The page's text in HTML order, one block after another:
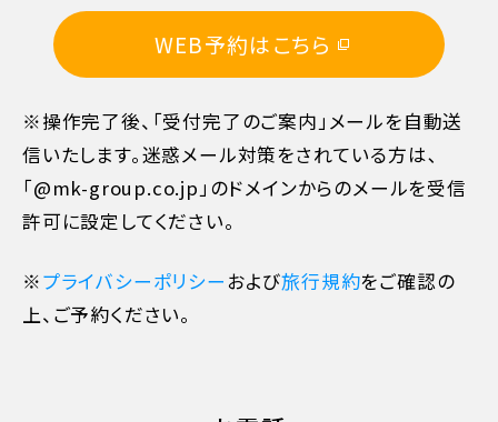
10日目に当たる日以前
7日目に当たる日以前 30%
旅行開始日の前日 40%
旅行開始日の当日 50%
WEB予約はこちら
※操作完了後、「受付完了のご案内」メールを自動送
信いたします。迷惑メール対策をされている方は､
「@mk-group.co.jp」のドメインからのメールを受信
許可に設定してください。
※プライバシーポリシーおよび旅行規約をご確認の
上、ご予約ください。